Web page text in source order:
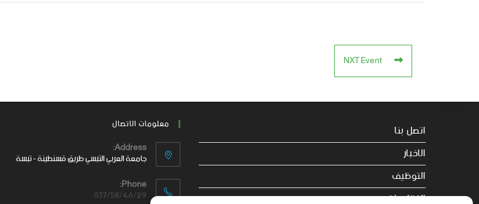
NXT Event
اتصل بنا
الاخبار
التوظيف
التظاهرات
معلومات الاتصال
Address:
جامعة العربي التبسي طريق قسنطينة - تبسة
Phone:
037/58/46/29